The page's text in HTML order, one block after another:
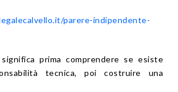
parere-indipendente-
prima comprendere se esiste
tecnica, poi costruire una